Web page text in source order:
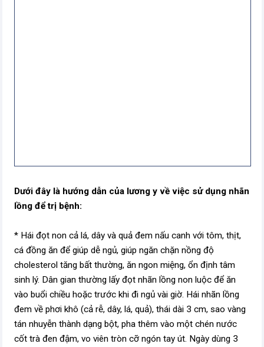
Dưới đây là hướng dẫn của lương y về việc sử dụng nhãn
lồng để trị bệnh:
* Hái đọt non cả lá, dây và quả đem nấu canh với tôm, thịt,
cá đồng ăn để giúp dễ ngủ, giúp ngăn chặn nồng độ
cholesterol tăng bất thường, ăn ngon miệng, ổn định tâm
sinh lý. Dân gian thường lấy đọt nhãn lồng non luộc để ăn
vào buổi chiều hoặc trước khi đi ngủ vài giờ. Hái nhãn lồng
đem về phơi khô (cả rễ, dây, lá, quả), thái dài 3 cm, sao vàng
tán nhuyễn thành dạng bột, pha thêm vào một chén nước
cốt trà đen đậm, vo viên tròn cỡ ngón tay út. Ngày dùng 3